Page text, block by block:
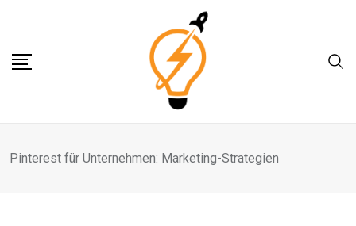
content
Pinterest für Unternehmen: Marketing-Strategien